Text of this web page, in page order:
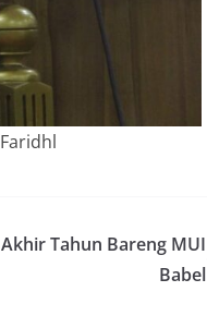
Tahun Bareng MUI
Babel